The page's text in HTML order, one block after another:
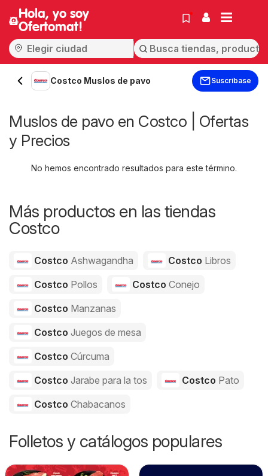
Hola, yo soy
Ofertomat!
Costco Muslos de pavo Suscríbase
Muslos de pavo en Costco | Ofertas
y Precios
No hemos encontrado resultados para este término.
Más productos en las tiendas
Costco
Costco Ashwagandha Costco Libros
Costco Pollos Costco Conejo
Costco Manzanas
Costco Juegos de mesa
Costco Cúrcuma
Costco Jarabe para la tos Costco Pato
Costco Chabacanos
Folletos y catálogos populares